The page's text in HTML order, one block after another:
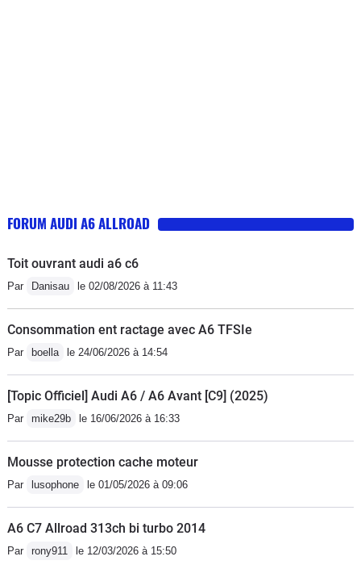
FORUM AUDI A6 ALLROAD
Toit ouvrant audi a6 c6
Par Danisau le 02/08/2026 à 11:43
Consommation ent ractage avec A6 TFSIe
Par boella le 24/06/2026 à 14:54
[Topic Officiel] Audi A6 / A6 Avant [C9] (2025)
Par mike29b le 16/06/2026 à 16:33
Mousse protection cache moteur
Par lusophone le 01/05/2026 à 09:06
A6 C7 Allroad 313ch bi turbo 2014
Par rony911 le 12/03/2026 à 15:50